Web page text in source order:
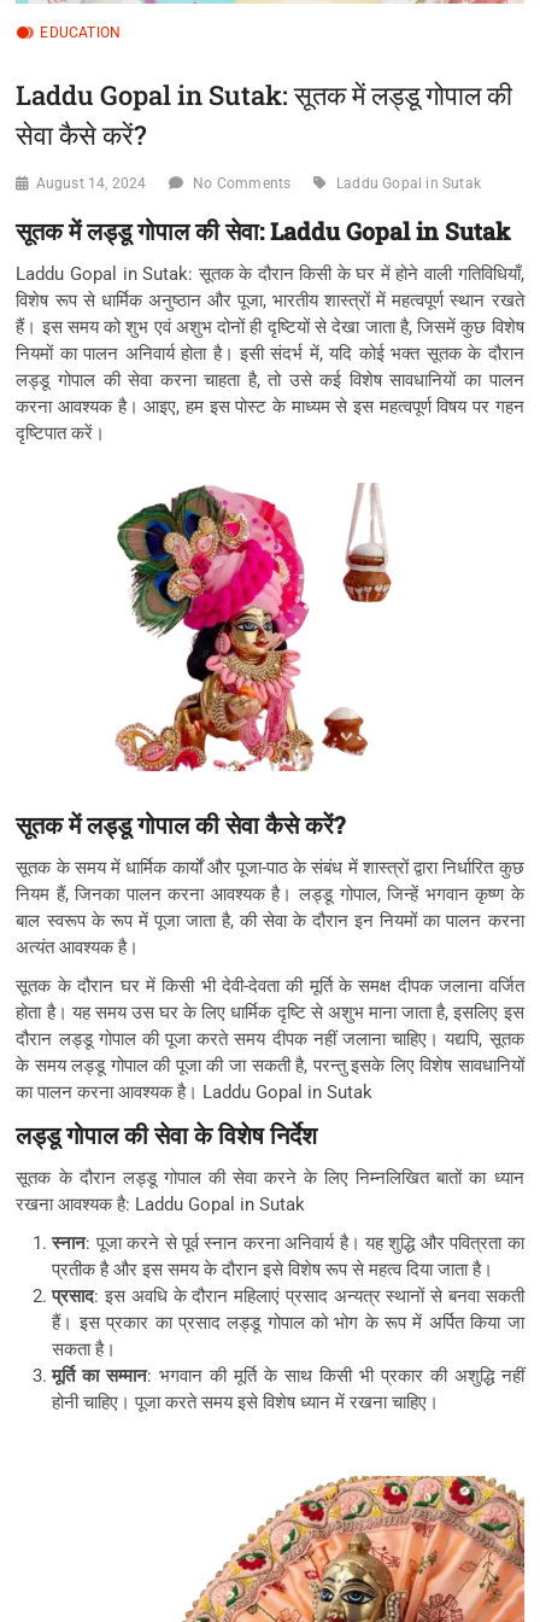
EDUCATION
Laddu Gopal in Sutak: सूतक में लड्डू गोपाल की
सेवा कैसे करें?
August 14, 2024 No Comments Laddu Gopal in Sutak
सूतक में लड्डू गोपाल की सेवा: Laddu Gopal in Sutak
Laddu Gopal in Sutak: सूतक के दौरान किसी के घर में होने वाली गतिविधियाँ,
विशेष रूप से धार्मिक अनुष्ठान और पूजा, भारतीय शास्त्रों में महत्वपूर्ण स्थान रखते
हैं। इस समय को शुभ एवं अशुभ दोनों ही दृष्टियों से देखा जाता है, जिसमें कुछ विशेष
नियमों का पालन अनिवार्य होता है। इसी संदर्भ में, यदि कोई भक्त सूतक के दौरान
लड्डू गोपाल की सेवा करना चाहता है, तो उसे कई विशेष सावधानियों का पालन
करना आवश्यक है। आइए, हम इस पोस्ट के माध्यम से इस महत्वपूर्ण विषय पर गहन
दृष्टिपात करें।
सूतक में लड्डू गोपाल की सेवा कैसे करें?
सूतक के समय में धार्मिक कार्यों और पूजा-पाठ के संबंध में शास्त्रों द्वारा निर्धारित कुछ
नियम हैं, जिनका पालन करना आवश्यक है। लड्डू गोपाल, जिन्हें भगवान कृष्ण के
बाल स्वरूप के रूप में पूजा जाता है, की सेवा के दौरान इन नियमों का पालन करना
अत्यंत आवश्यक है।
सूतक के दौरान घर में किसी भी देवी-देवता की मूर्ति के समक्ष दीपक जलाना वर्जित
होता है। यह समय उस घर के लिए धार्मिक दृष्टि से अशुभ माना जाता है, इसलिए इस
दौरान लड्डू गोपाल की पूजा करते समय दीपक नहीं जलाना चाहिए। यद्यपि, सूतक
के समय लड्डू गोपाल की पूजा की जा सकती है, परन्तु इसके लिए विशेष सावधानियों
का पालन करना आवश्यक है। Laddu Gopal in Sutak
लड्डू गोपाल की सेवा के विशेष निर्देश
सूतक के दौरान लड्डू गोपाल की सेवा करने के लिए निम्नलिखित बातों का ध्यान
रखना आवश्यक है: Laddu Gopal in Sutak
स्नान: पूजा करने से पूर्व स्नान करना अनिवार्य है। यह शुद्धि और पवित्रता का
प्रतीक है और इस समय के दौरान इसे विशेष रूप से महत्व दिया जाता है।
प्रसाद: इस अवधि के दौरान महिलाएं प्रसाद अन्यत्र स्थानों से बनवा सकती
हैं। इस प्रकार का प्रसाद लड्डू गोपाल को भोग के रूप में अर्पित किया जा
सकता है।
मूर्ति का सम्मान: भगवान की मूर्ति के साथ किसी भी प्रकार की अशुद्धि नहीं
होनी चाहिए। पूजा करते समय इसे विशेष ध्यान में रखना चाहिए।